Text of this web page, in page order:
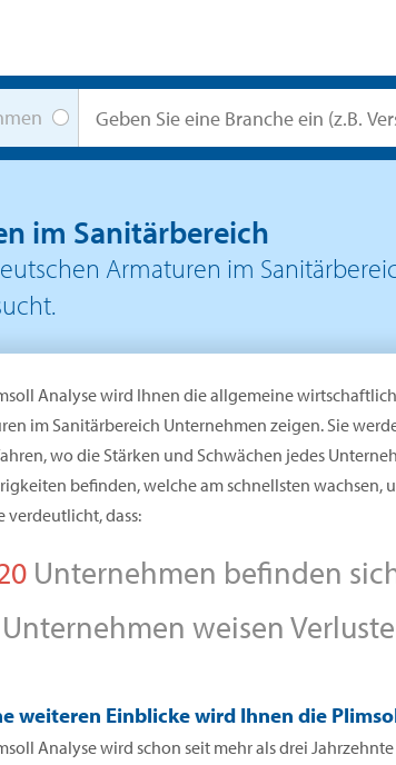
im Sanitärbereich
Armaturen im
Analyse wird Ihnen die allgemeine
im Sanitärbereich Unternehmen zeigen. Sie
wo die Stärken und Schwächen jedes
befinden, welche am schnellsten
verdeutlicht, dass:
Unternehmen befinden
Unternehmen weisen
weiteren Einblicke wird Ihnen die
Analyse wird schon seit mehr als drei